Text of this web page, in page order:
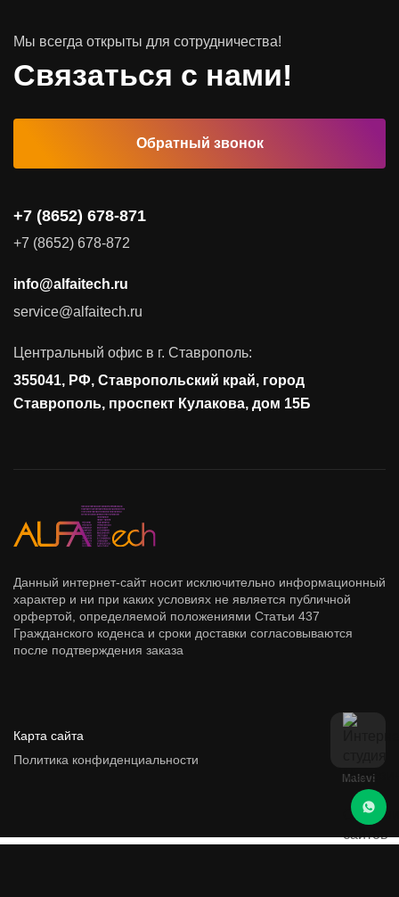
Автоматизированные рабочие места
Видеоконференцсвязь
Поставка продуктов для резервного копирования данных
Соответствие требованиям и стандартам
Антивирусная защита
Управление доступом
Сетевая безопасность
Мы всегда открыты для сотрудничества!
Связаться с нами!
Обратный звонок
+7 (8652) 678-871
+7 (8652) 678-872
info@alfaitech.ru
service@alfaitech.ru
Центральный офис в г. Ставрополь:
355041, РФ, Ставропольский край, город
Ставрополь, проспект Кулакова, дом 15Б
Данный интернет-сайт носит исключительно информационный
характер и ни при каких условиях не является публичной
орфертой, определяемой положениями Статьи 437
Гражданского коденса и сроки доставки согласовываются
после подтверждения заказа
Карта сайта
Политика конфиденциальности
Malevi